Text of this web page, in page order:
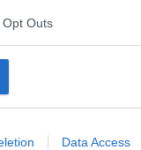
Outs
Data Access
dei Cittadini